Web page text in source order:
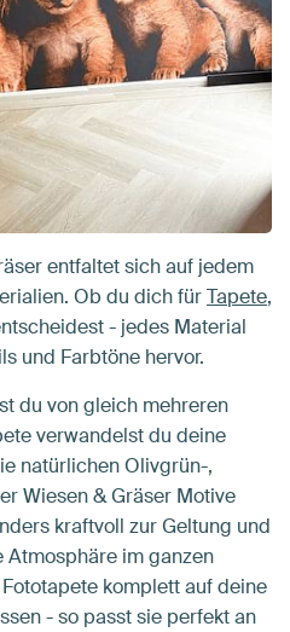
entfaltet sich auf jedem
Ob du dich fürTapete,
- jedes Material
und Farbtöne hervor.
du von gleich mehreren
verwandelst du deine
natürlichen Olivgrün-,
Wiesen & Gräser Motive
kraftvoll zur Geltung und
im ganzen
komplett auf deine
- so passt sie perfekt an